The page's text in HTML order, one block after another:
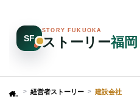
SF
STORY FUKUOKA
ストーリー福岡
Home 経営者ストーリー 建設会社